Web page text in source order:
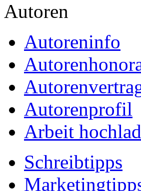
Autoren
Autoreninfo
Autorenprofil
Arbeit
Schreibtipps